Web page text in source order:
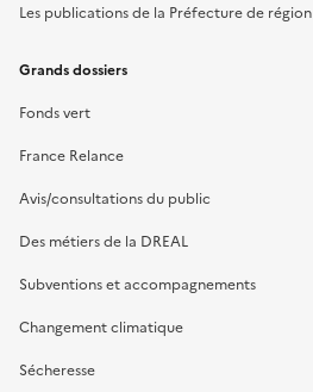
Les publications de la Préfecture de région
Grands dossiers
Fonds vert
France Relance
Avis/consultations du public
Des métiers de la DREAL
Subventions et accompagnements
Changement climatique
Sécheresse